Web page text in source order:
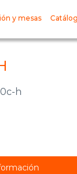
y mesas
h